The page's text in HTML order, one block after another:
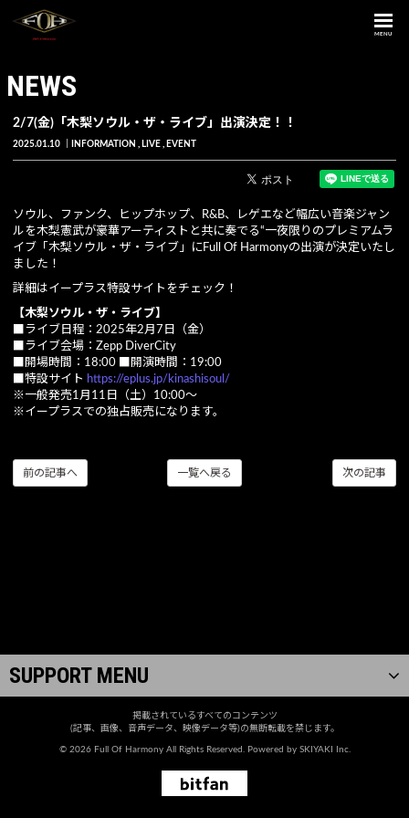
MENU
NEWS
2/7(金)「木梨ソウル・ザ・ライブ」出演決定！！
2025.01.10 INFORMATION LIVE EVENT
ソウル、ファンク、ヒップホップ、R&B、レゲエなど幅広い音楽ジャン
ルを木梨憲武が豪華アーティストと共に奏でる“一夜限りのプレミアムラ
イブ「木梨ソウル・ザ・ライブ」にFull Of Harmonyの出演が決定いたし
ました！
詳細はイープラス特設サイトをチェック！
【木梨ソウル・ザ・ライブ】
■ライブ日程：2025年2月7日（金）
■ライブ会場：Zepp DiverCity
■開場時間：18:00 ■開演時間：19:00
■特設サイト https://eplus.jp/kinashisoul/
※一般発売1月11日（土）10:00〜
※イープラスでの独占販売になります。
次の記事
一覧へ戻る
前の記事へ
SUPPORT MENU
掲載されているすべてのコンテンツ
(記事、画像、音声データ、映像データ等)の無断転載を禁じます。
© 2026 Full Of Harmony All Rights Reserved. Powered by SKIYAKI Inc.